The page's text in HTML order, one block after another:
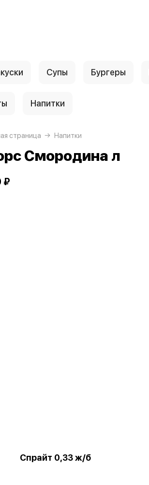
Супы Бургеры
Напитки
страница Напитки
Смородина л
₽
Спрайт 0,33 ж/б